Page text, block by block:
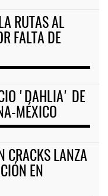
RUTAS AL
FALTA DE
'DAHLIA' DE
MÉXICO
CRACKS LANZA
EN